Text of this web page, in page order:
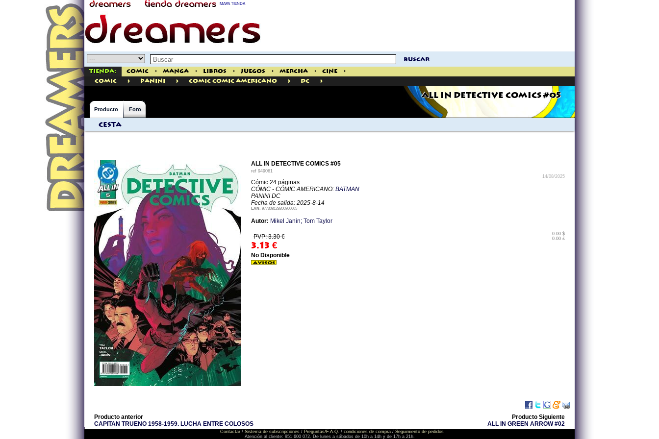
MAPA TIENDA
buscar
Tienda: Comic > Manga > Libros > Juegos > Mercha > Cine
>
comic
> PANINI > Comic Comic Americano > Dc >
ALL IN DETECTIVE COMICS #05
Producto Foro
Cesta
ALL IN DETECTIVE COMICS #05
ref 949061
14/08/2025
Cómic 24 páginas
CÓMIC - CÓMIC AMERICANO: BATMAN
PANINI DC
Fecha de salida: 2025-8-14
EAN: 977308129200800005
Autor: Mikel Janin; Tom Taylor
PVP: 3.30 €
3.13 €
0.00 $
0.00 £
No Disponible
Producto anterior
CAPITAN TRUENO 1958-1959. LUCHA ENTRE COLOSOS
Producto Siguiente
ALL IN GREEN ARROW #02
Contactar / Sistema de subscripciones / Preguntas/F.A.Q. / condiciones de compra / Seguimiento de pedidos
Atención al cliente: 951 600 072. De lunes a sábados de 10h a 14h y de 17h a 21h.